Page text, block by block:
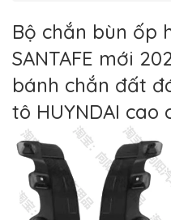
Dẫn
Mua
Hàng
Chính
Sách
Toán
Tin
Xe
Mới
Liên
hệ
Bộ chắn bùn ốp
SANTAFE mới
bánh chắn đất
tô HUYNDAI cao